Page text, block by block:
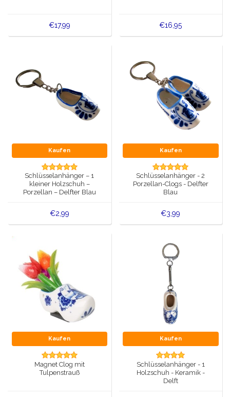
€17,99 €16,95
Kaufen
Schlüsselanhänger – 1
kleiner Holzschuh –
Porzellan – Delfter Blau
€2,99
Kaufen
Schlüsselanhänger - 2
Porzellan-Clogs - Delfter
Blau
€3,99
Kaufen
Magnet Clog mit
Tulpenstrauß
Kaufen
Schlüsselanhänger - 1
Holzschuh - Keramik -
Delft